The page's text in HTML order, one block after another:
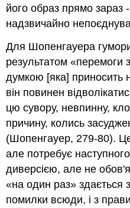
його образ прямо зараз
надзвичайно
Для Шопенгауера
результатом «перемоги
думкою [яка] приносить
він повинен
цю сувору, невпинну,
причину, колись
(Шопенгауер, 279-80).
але потребує
диверсією, але не
«на один раз» здається
помилки всюди, і з